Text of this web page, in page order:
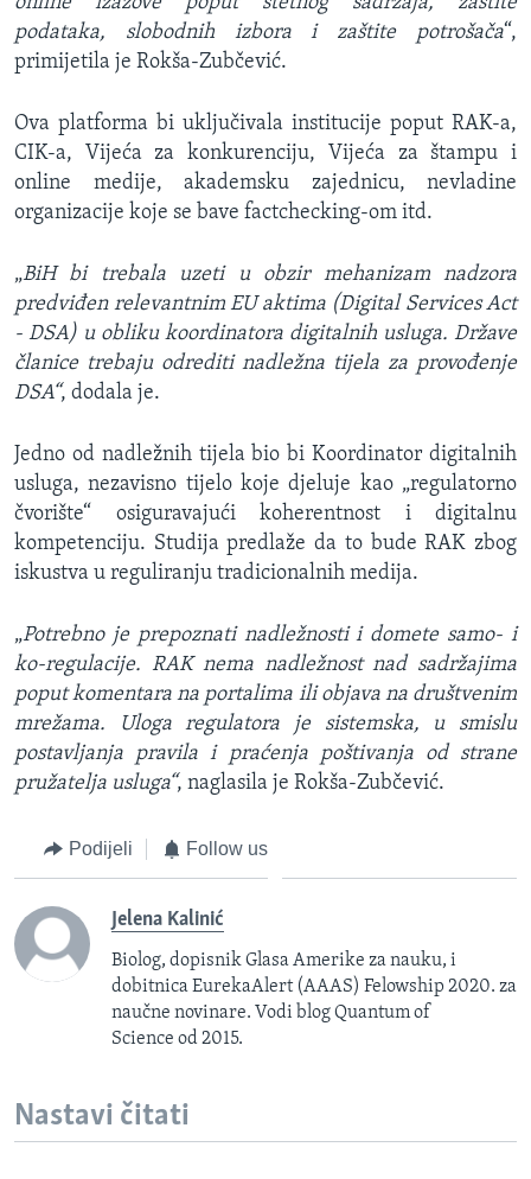
podataka, slobodnih izbora i zaštite potrošača“,
primijetila je Rokša-Zubčević.
Ova platforma bi uključivala institucije poput RAK-a,
CIK-a, Vijeća za konkurenciju, Vijeća za štampu i
online medije, akademsku zajednicu, nevladine
organizacije koje se bave factchecking-om itd.
„BiH bi trebala uzeti u obzir mehanizam nadzora
predviđen relevantnim EU aktima (Digital Services Act
- DSA) u obliku koordinatora digitalnih usluga. Države
članice trebaju odrediti nadležna tijela za provođenje
DSA“, dodala je.
Jedno od nadležnih tijela bio bi Koordinator digitalnih
usluga, nezavisno tijelo koje djeluje kao „regulatorno
čvorište“ osiguravajući koherentnost i digitalnu
kompetenciju. Studija predlaže da to bude RAK zbog
iskustva u reguliranju tradicionalnih medija.
„Potrebno je prepoznati nadležnosti i domete samo- i
ko-regulacije. RAK nema nadležnost nad sadržajima
poput komentara na portalima ili objava na društvenim
mrežama. Uloga regulatora je sistemska, u smislu
postavljanja pravila i praćenja poštivanja od strane
pružatelja usluga“, naglasila je Rokša-Zubčević.
Podijeli Follow us
Jelena Kalinić
Biolog, dopisnik Glasa Amerike za nauku, i
dobitnica EurekaAlert (AAAS) Felowship 2020. za
naučne novinare. Vodi blog Quantum of
Science od 2015.
Nastavi čitati